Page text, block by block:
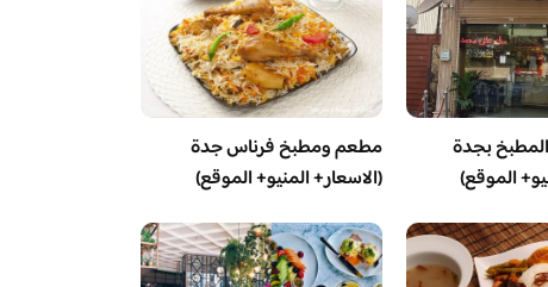
بجدة
الموقع)
مطعم ومطبخ فرناس جدة
(الاسعار+ المنيو+ الموقع)